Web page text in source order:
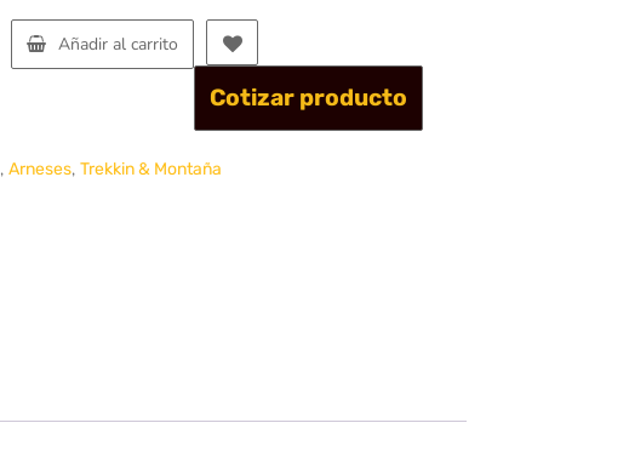
Añadir al carrito
Cotizar producto
, Arneses, Trekkin & Montaña